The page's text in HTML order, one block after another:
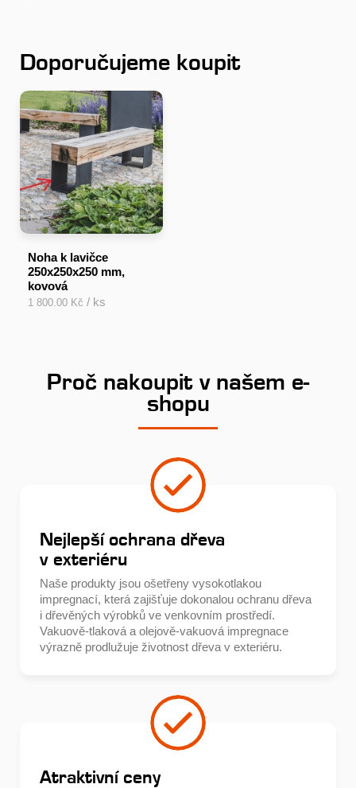
Doporučujeme koupit
Noha k lavičce
250x250x250 mm,
kovová
1 800.00 Kč / ks
Proč nakoupit v našem e-
shopu
Nejlepší ochrana dřeva
v exteriéru
Naše produkty jsou ošetřeny vysokotlakou
impregnací, která zajišťuje dokonalou ochranu dřeva
i dřevěných výrobků ve venkovním prostředí.
Vakuově-tlaková a olejově-vakuová impregnace
výrazně prodlužuje životnost dřeva v exteriéru.
Atraktivní ceny